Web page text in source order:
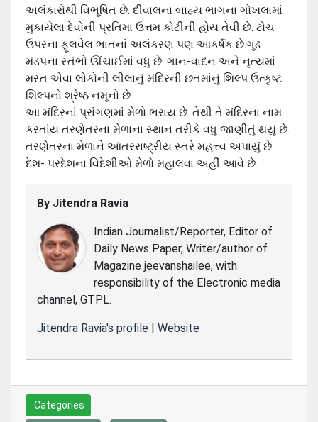
અલંકારોથી વિભૂષિત છે. દીવાલના બાહ્ય ભાગના ગોખલામાં
મુકાયેલા દેવોની પ્રતિમા ઉત્તમ કોટીની હોય તેવી છે. ટોચ
ઉપરના ફૂલવેલ ભાતનાં અલંકરણ પણ આકર્ષક છે.ગૂઢ
મંડપના સ્તંભો ઊંચાઈમાં વધુ છે. ગાન-વાદન અને નૃત્યમાં
મસ્ત એવા લોકોની લીલાનું મંદિરની છતમાંનું શિલ્પ ઉત્કૃષ્ટ
શિલ્પનો શ્રેષ્ઠ નમૂનો છે.
આ મંદિરનાં પ્રાંગણમાં મેળો ભરાય છે. તેથી તે મંદિરના નામ
કરતાંય તરણેતરના મેળાના સ્થાન તરીકે વધુ જાણીતું થયું છે.
તરણેતરના મેળાને આંતરરાષ્ટ્રીય સ્તરે મહત્ત્વ અપાયું છે.
દેશ- પરદેશના વિદેશીઓ મેળો મહાલવા અહીં આવે છે.
By Jitendra Ravia
Indian Journalist/Reporter, Editor of
Daily News Paper, Writer/author of
Magazine jeevanshailee, with
responsibility of the Electronic media
channel, GTPL.
Jitendra Ravia's profile | Website
Categories